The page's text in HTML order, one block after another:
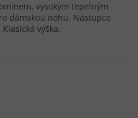
vysokým tepelným
dámskou nohu. Nástupce
výška.